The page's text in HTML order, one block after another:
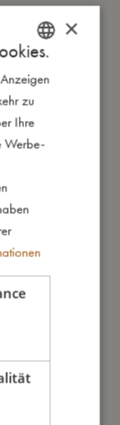
DANISH
ENGLISH
GERMAN
×
zu
Ihre
Werbe-